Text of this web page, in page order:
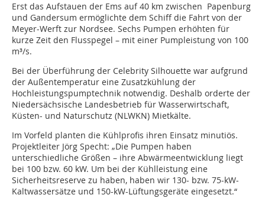
Erst das Aufstauen der Ems auf 40 km zwischen Papenburg
und Gandersum ermöglichte dem Schiff die Fahrt von der
Meyer-Werft zur Nordsee. Sechs Pumpen erhöhten für
kurze Zeit den Flusspegel – mit einer Pumpleistung von 100
m³/s.
Bei der Überführung der Celebrity Silhouette war aufgrund
der Außentemperatur eine Zusatzkühlung der
Hochleistungspumptechnik notwendig. Deshalb orderte der
Niedersächsische Landesbetrieb für Wasserwirtschaft,
Küsten- und Naturschutz (NLWKN) Mietkälte.
Im Vorfeld planten die Kühlprofis ihren Einsatz minutiös.
Projektleiter Jörg Specht: „Die Pumpen haben
unterschiedliche Größen – ihre Abwärmeentwicklung liegt
bei 100 bzw. 60 kW. Um bei der Kühlleistung eine
Sicherheitsreserve zu haben, haben wir 130- bzw. 75-kW-
Kaltwassersätze und 150-kW-Lüftungsgeräte eingesetzt.“